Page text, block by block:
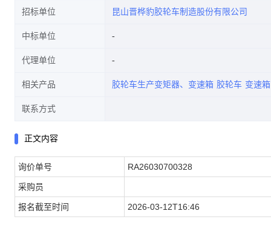
晋桦豹胶轮车制造股份有限公司
招标单位 昆山晋桦豹胶轮车制造股份有限公司
中标单位
代理单位
相关产品 胶轮车生产变矩器、变速箱 胶轮车 变速箱
联系方式
正文内容
询价单号 RA26030700328
采购员
报名截至时间 2026-03-12T16:46